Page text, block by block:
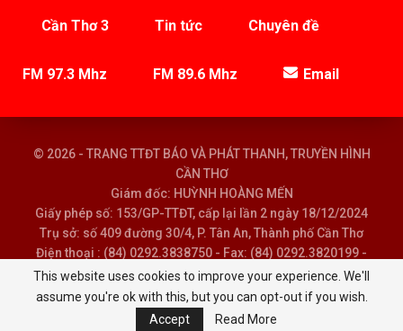
Cần Thơ 3 Tin tức Chuyên đề
FM 97.3 Mhz FM 89.6 Mhz Email
© 2026 - TRANG TTĐT BÁO VÀ PHÁT THANH, TRUYỀN HÌNH
CẦN THƠ
Giám đốc: HUỲNH HOÀNG MẾN
Giấy phép số: 153/GP-TTĐT, cấp lại lần 2 ngày 18/12/2024
Trụ sở: số 409 đường 30/4, P. Tân An, Thành phố Cần Thơ
Điện thoại : (84) 0292.3838750 - Fax: (84) 0292.3820199 -
Email : baoptth@cantho.gov.vn
This website uses cookies to improve your experience. We'll
assume you're ok with this, but you can opt-out if you wish.
Accept
Read More